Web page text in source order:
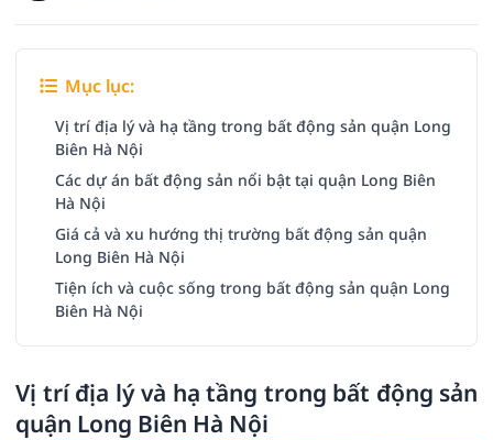
Mục lục:
Vị trí địa lý và hạ tầng trong bất động sản quận Long
Biên Hà Nội
Các dự án bất động sản nổi bật tại quận Long Biên
Hà Nội
Giá cả và xu hướng thị trường bất động sản quận
Long Biên Hà Nội
Tiện ích và cuộc sống trong bất động sản quận Long
Biên Hà Nội
Vị trí địa lý và hạ tầng trong bất động sản
quận Long Biên Hà Nội